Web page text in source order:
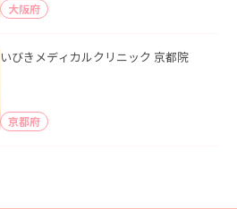
大阪府
いびきメディカルクリニック 京都院
京都府